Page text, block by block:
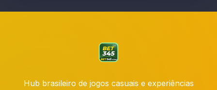
Hub brasileiro de jogos casuais e experiências